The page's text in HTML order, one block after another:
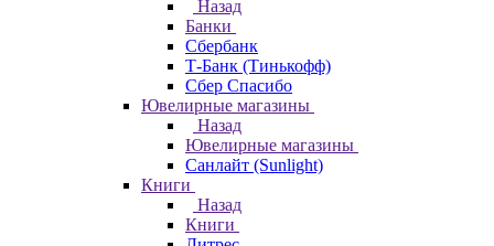
Назад
Банки
Сбербанк
Т-Банк (Тинькофф)
Сбер Спасибо
Ювелирные магазины
Назад
Ювелирные магазины
Санлайт (Sunlight)
Книги
Назад
Книги